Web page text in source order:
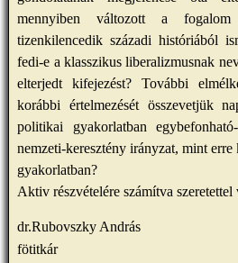
mennyiben változott a
tizenkilencedik századi históriából
fedi-e a klasszikus liberalizmusnak
elterjedt kifejezést? További
korábbi értelmezését összevetjük
politikai gyakorlatban
nemzeti-keresztény irányzat, mint
gyakorlatban?
Aktiv részvételére számítva
dr.Rubovszky András
fötitkár